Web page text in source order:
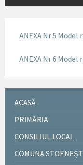
ANEXA Nr 5
ANEXA Nr 6
ACASĂ
PRIMĂRIA
CONSILIUL LOCAL
COMUNA